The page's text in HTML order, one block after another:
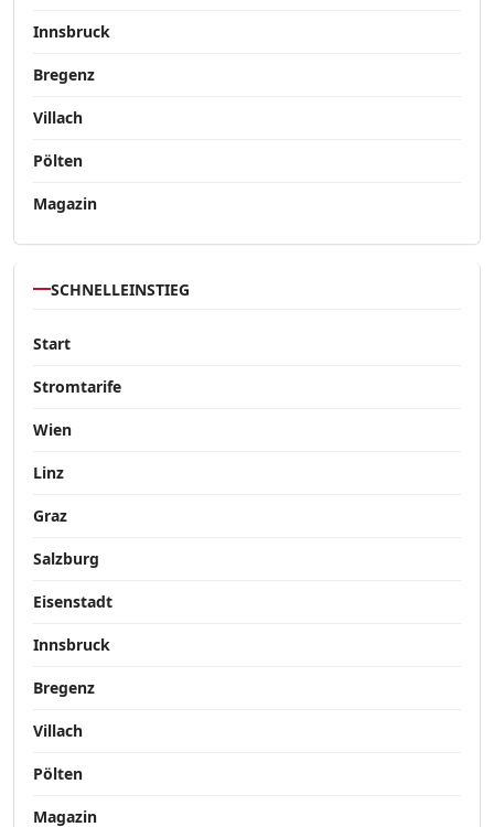
Innsbruck
Bregenz
Villach
Pölten
Magazin
SCHNELLEINSTIEG
Start
Stromtarife
Wien
Linz
Graz
Salzburg
Eisenstadt
Innsbruck
Bregenz
Villach
Pölten
Magazin